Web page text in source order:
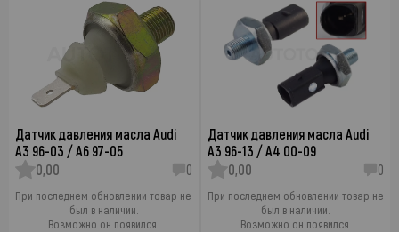
Датчик давления масла Audi
A3 96-03 / A6 97-05
0,00
0
При последнем обновлении товар не
был в наличии.
Возможно он появился.
Датчик давления масла Audi
A3 96-13 / A4 00-09
0,00
0
При последнем обновлении товар не
был в наличии.
Возможно он появился.